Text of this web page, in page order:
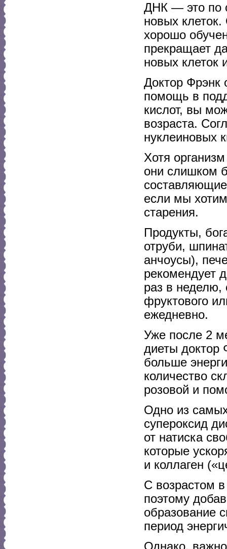
ДНК — это по
новых
хорошо
прекращает
новых клеток
Доктор Фрэнк
помощь в
кислот, вы
возраста.
нуклеиновых
Хотя
они слишком
если мы
старения.
Продукты,
отруби,
анчоусы),
рекомендует
раз в неделю,
фруктового
ежедневно.
Уже после 2
диеты доктор
больше
количество
розовой и
Одно из
супероксид
от натиска
которые
и коллаген
С возрастом
поэтому
образование
период
Однако,